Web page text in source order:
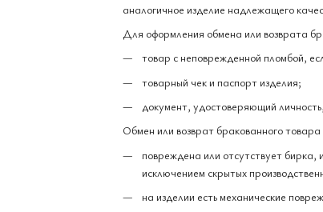
аналогичное изделие надлежащего
Для оформления обмена или возврата
товар с неповрежденной пломбой,
товарный чек и паспорт изделия;
документ, удостоверяющий
Обмен или возврат бракованного
повреждена или отсутствует бирка,
исключением скрытых
на изделии есть механические